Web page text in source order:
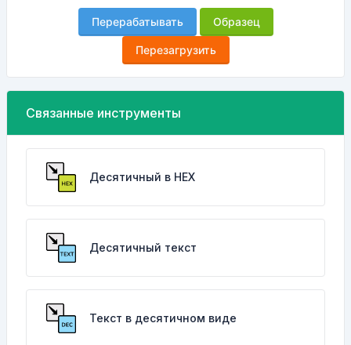
Перерабатывать Образец
Перезагрузить
Связанные инструменты
Десятичный в HEX
Десятичный текст
Текст в десятичном виде